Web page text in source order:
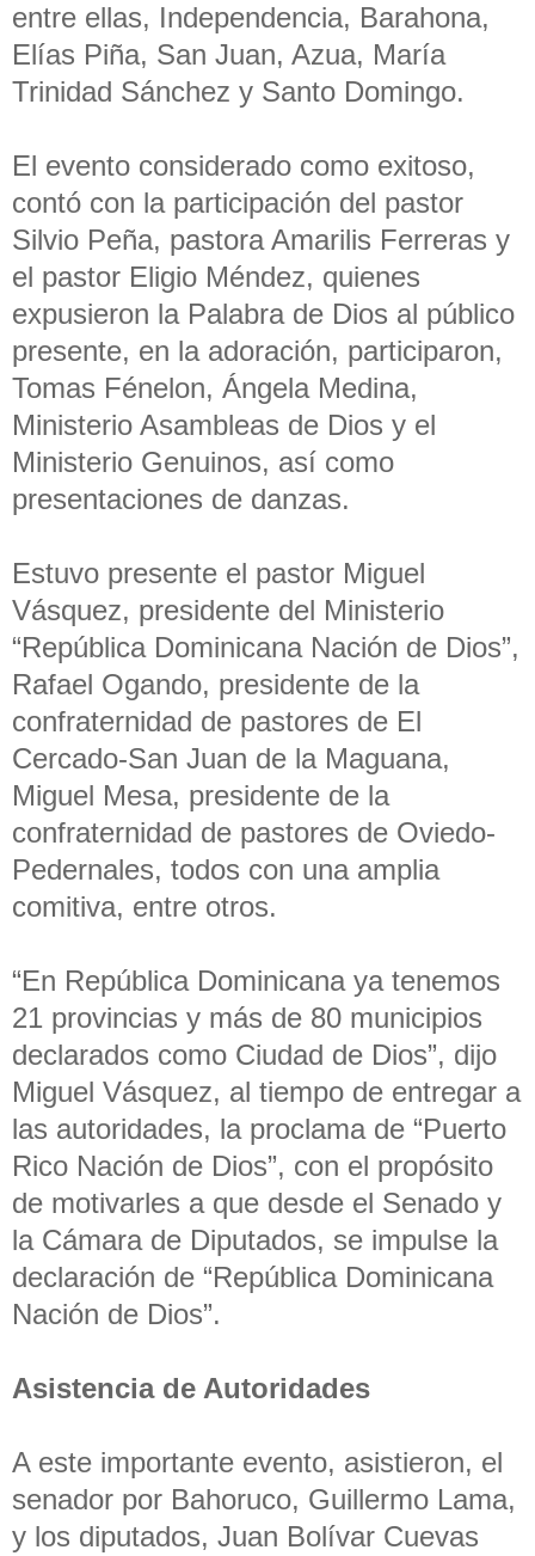
entre ellas, Independencia, Barahona,
Elías Piña, San Juan, Azua, María
Trinidad Sánchez y Santo Domingo.
El evento considerado como exitoso,
contó con la participación del pastor
Silvio Peña, pastora Amarilis Ferreras y
el pastor Eligio Méndez, quienes
expusieron la Palabra de Dios al público
presente, en la adoración, participaron,
Tomas Fénelon, Ángela Medina,
Ministerio Asambleas de Dios y el
Ministerio Genuinos, así como
presentaciones de danzas.
Estuvo presente el pastor Miguel
Vásquez, presidente del Ministerio
“República Dominicana Nación de Dios”,
Rafael Ogando, presidente de la
confraternidad de pastores de El
Cercado-San Juan de la Maguana,
Miguel Mesa, presidente de la
confraternidad de pastores de Oviedo-
Pedernales, todos con una amplia
comitiva, entre otros.
“En República Dominicana ya tenemos
21 provincias y más de 80 municipios
declarados como Ciudad de Dios”, dijo
Miguel Vásquez, al tiempo de entregar a
las autoridades, la proclama de “Puerto
Rico Nación de Dios”, con el propósito
de motivarles a que desde el Senado y
la Cámara de Diputados, se impulse la
declaración de “República Dominicana
Nación de Dios”.
Asistencia de Autoridades
A este importante evento, asistieron, el
senador por Bahoruco, Guillermo Lama,
y los diputados, Juan Bolívar Cuevas